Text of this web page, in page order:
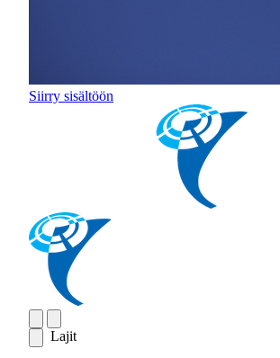
Siirry sisältöön
Lajit